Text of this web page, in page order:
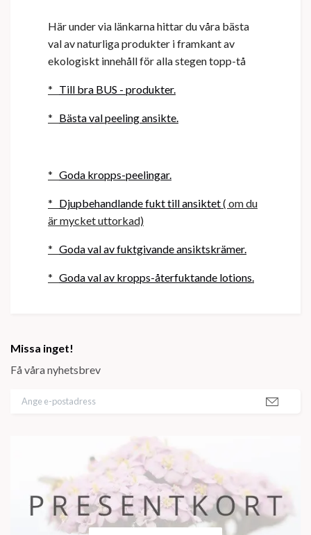
Missa inget!
Få våra nyhetsbrev
Här under via länkarna hittar du våra bästa
val av naturliga produkter i framkant av
ekologiskt innehåll för alla stegen topp-tå
* Till bra BUS - produkter.
* Bästa val peeling ansikte.
* Goda kropps-peelingar.
* Djupbehandlande fukt till ansiktet( om du
är mycket uttorkad)
* Goda val av fuktgivande ansiktskrämer.
* Goda val av kropps-återfuktande lotions.